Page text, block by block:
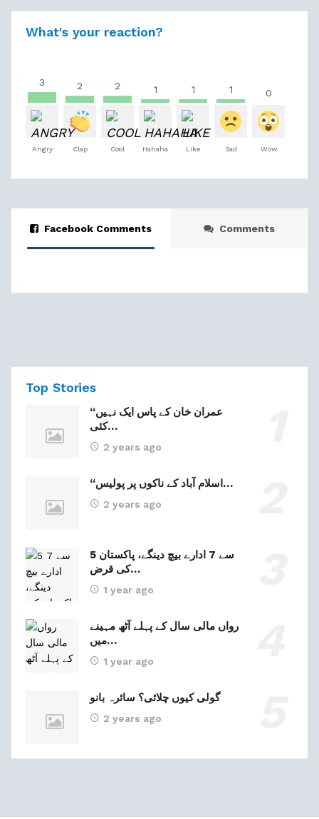
What's your reaction?
3
Angry
2
Clap
2
Cool
1
Hahaha
1
Like
1
Sad
0
Wow
Facebook Comments Comments
Top Stories
“عمران خان کے پاس ایک نہیں
کئی…
2 years ago
“اسلام آباد کے ناکوں پر پولیس…
2 years ago
5 سے 7 ادارے بیچ دینگے، پاکستان
کی قرض…
1 year ago
رواں مالی سال کے پہلے آٹھ مہینے
میں…
1 year ago
گولی کیوں چلائی؟ سائرہ بانو
2 years ago